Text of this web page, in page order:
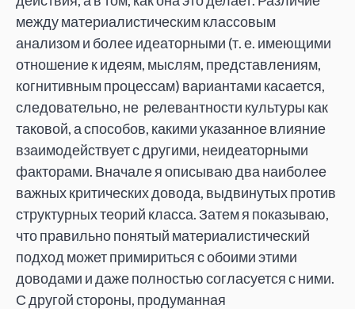
между материалистическим классовым
анализом и более идеаторными (т. е. имеющими
отношение к идеям, мыслям, представлениям,
когнитивным процессам) вариантами касается,
следовательно, не релевантности культуры как
таковой, а способов, какими указанное влияние
взаимодействует с другими, неидеаторными
факторами. Вначале я описываю два наиболее
важных критических довода, выдвинутых против
структурных теорий класса. Затем я показываю,
что правильно понятый материалистический
подход может примириться с обоими этими
доводами и даже полностью согласуется с ними.
С другой стороны, продуманная